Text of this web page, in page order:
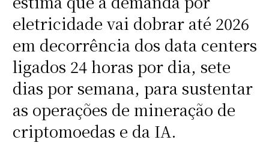
eletricidade vai dobrar até 2026
em decorrência dos data centers
ligados 24 horas por dia, sete
dias por semana, para sustentar
as operações de mineração de
criptomoedas e da IA.